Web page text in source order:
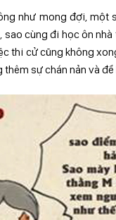
như mong đợi, một
cùng đi học ôn
thi cử cũng không
sự chán nản và